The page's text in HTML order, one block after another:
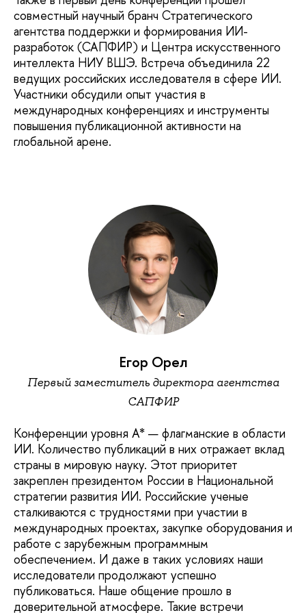
совместный научный бранч Стратегического
агентства поддержки и формирования ИИ-
разработок (САПФИР) и Центра искусственного
интеллекта НИУ ВШЭ. Встреча объединила 22
ведущих российских исследователя в сфере ИИ.
Участники обсудили опыт участия в
международных конференциях и инструменты
повышения публикационной активности на
глобальной арене.
Егор Орел
Первый заместитель директора агентства
САПФИР
Конференции уровня А* — флагманские в области
ИИ. Количество публикаций в них отражает вклад
страны в мировую науку. Этот приоритет
закреплен президентом России в Национальной
стратегии развития ИИ. Российские ученые
сталкиваются с трудностями при участии в
международных проектах, закупке оборудования и
работе с зарубежным программным
обеспечением. И даже в таких условиях наши
исследователи продолжают успешно
публиковаться. Наше общение прошло в
доверительной атмосфере. Такие встречи